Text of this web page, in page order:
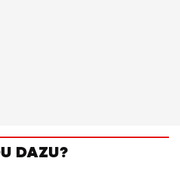
DAZU?